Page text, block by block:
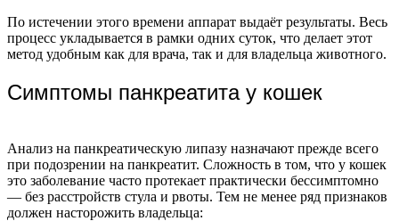
По истечении этого времени аппарат выдаёт результаты. Весь
процесс укладывается в рамки одних суток, что делает этот
метод удобным как для врача, так и для владельца животного.
Симптомы панкреатита у кошек
Анализ на панкреатическую липазу назначают прежде всего
при подозрении на панкреатит. Сложность в том, что у кошек
это заболевание часто протекает практически бессимптомно
— без расстройств стула и рвоты. Тем не менее ряд признаков
должен насторожить владельца: